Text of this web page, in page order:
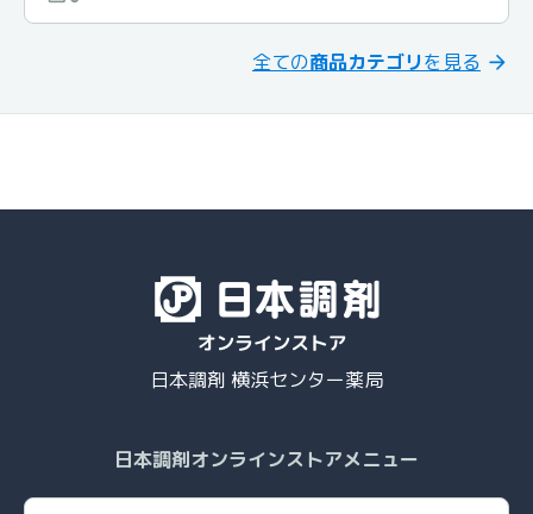
全ての商品カテゴリを見る
日本調剤 横浜センター薬局
日本調剤オンラインストアメニュー